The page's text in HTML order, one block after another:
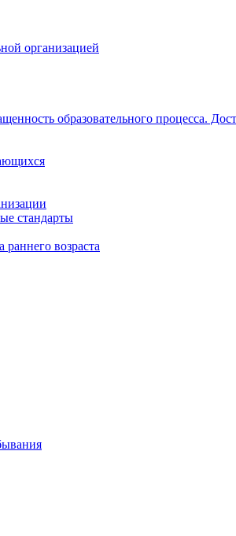
организацией
образовательного процесса.
стандарты
раннего возраста